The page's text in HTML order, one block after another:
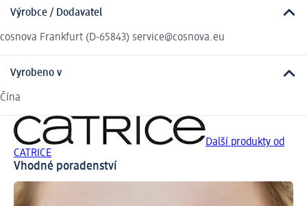
Výrobce / Dodavatel
cosnova Frankfurt (D-65843) service@cosnova.eu
Vyrobeno v
Čína
Další produkty od
CATRICE
Vhodné poradenství